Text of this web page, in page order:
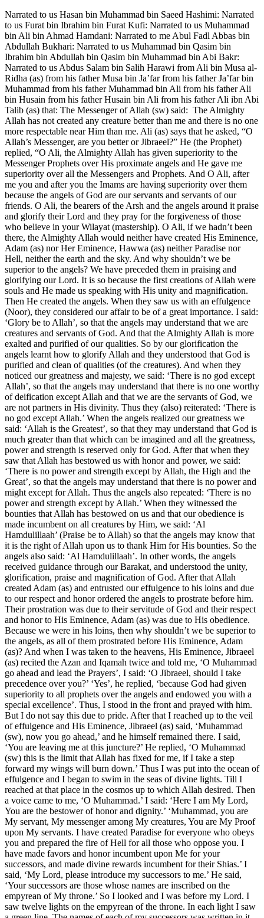
Narrated to us Hasan bin Muhammad bin Saeed Hashimi: Narrated
to us Furat bin Ibrahim bin Furat Kufi: Narrated to us Muhammad
bin Ali bin Ahmad Hamdani: Narrated to me Abul Fadl Abbas bin
Abdullah Bukhari: Narrated to us Muhammad bin Qasim bin
Ibrahim bin Abdullah bin Qasim bin Muhammad bin Abi Bakr:
Narrated to us Abdus Salam bin Salih Harawi from Ali bin Musa al-
Ridha (as) from his father Musa bin Ja’far from his father Ja’far bin
Muhammad from his father Muhammad bin Ali from his father Ali
bin Husain from his father Husain bin Ali from his father Ali ibn Abi
Talib (as) that: The Messenger of Allah (sw) said: The Almighty
Allah has not created any creature better than me and there is no one
more respectable near Him than me. Ali (as) says that he asked, “O
Allah’s Messenger, are you better or Jibraeel?” He (the Prophet)
replied, “O Ali, the Almighty Allah has given superiority to the
Messenger Prophets over His proximate angels and He gave me
superiority over all the Messengers and Prophets. And O Ali, after
me you and after you the Imams are having superiority over them
because the angels of God are our servants and servants of our
friends. O Ali, the bearers of the Arsh and the angels around it praise
and glorify their Lord and they pray for the forgiveness of those
who believe in your Wilayat (mastership). O Ali, if we hadn’t been
there, the Almighty Allah would neither have created His Eminence,
Adam (as) nor Her Eminence, Hawwa (as) neither Paradise nor
Hell, neither the earth and the sky. And why shouldn’t we be
superior to the angels? We have preceded them in praising and
glorifying our Lord. It is so because the first creations of Allah were
souls and He made us speaking with His unity and magnification.
Then He created the angels. When they saw us with an effulgence
(Noor), they considered our affair to be of a great importance. I said:
‘Glory be to Allah’, so that the angels may understand that we are
creatures and servants of God. And that the Almighty Allah is more
exalted and purified of our qualities. So by our glorification the
angels learnt how to glorify Allah and they understood that God is
purified and clean of qualities (of the creatures). And when they
noticed our greatness and majesty, we said: ‘There is no god except
Allah’, so that the angels may understand that there is no one worthy
of deification except Allah and that we are the servants of God, we
are not partners in His divinity. Thus they (also) reiterated: ‘There is
no god except Allah.’ When the angels realized our greatness we
said: ‘Allah is the Greatest’, so that they may understand that God is
much greater than that which can be imagined and all the greatness,
power and strength is reserved only for God. After that when they
saw that Allah has bestowed us with honor and power, we said:
‘There is no power and strength except by Allah, the High and the
Great’, so that the angels may understand that there is no power and
might except for Allah. Thus the angels also repeated: ‘There is no
power and strength except by Allah.’ When they witnessed the
bounties that Allah has bestowed on us and that our obedience is
made incumbent on all creatures by Him, we said: ‘Al
Hamdulillaah’ (Praise be to Allah) so that the angels may know that
it is the right of Allah upon us to thank Him for His bounties. So the
angels also said: ‘Al Hamdulillaah’. In other words, the angels
received guidance through our Barakat, and understood the unity,
glorification, praise and magnification of God. After that Allah
created Adam (as) and entrusted our effulgence to his loins and due
to our respect and honor ordered the angels to prostrate before him.
Their prostration was due to their servitude of God and their respect
and honor to His Eminence, Adam (as) was due to His obedience.
Because we were in his loins, then why shouldn’t we be superior to
the angels, as all of them prostrated before His Eminence, Adam
(as)? And when I was taken to the heavens, His Eminence, Jibraeel
(as) recited the Azan and Iqamah twice and told me, ‘O Muhammad
go ahead and lead the Prayers’, I said: ‘O Jibraeel, should I take
precedence over you?’ ‘Yes’, he replied, ‘because God had given
superiority to all prophets over the angels and endowed you with a
special excellence’. Thus, I stood in the front and prayed with him.
But I do not say this due to pride. After that I reached up to the veil
of effulgence and His Eminence, Jibraeel (as) said, ‘Muhammad
(sw), now you go ahead,’ and he himself remained there. I said,
‘You are leaving me at this juncture?’ He replied, ‘O Muhammad
(sw) this is the limit that Allah has fixed for me, if I take a step
forward my wings will burn down.’ Thus I was put into the ocean of
effulgence and I began to swim in the seas of divine lights. Till I
reached at that place in the cosmos up to which Allah desired. Then
a voice came to me, ‘O Muhammad.’ I said: ‘Here I am My Lord,
You are the bestower of honor and dignity.’ ‘Muhammad, you are
My servant, My messenger among My creatures, You are My Proof
upon My servants. I have created Paradise for everyone who obeys
you and prepared the fire of Hell for all those who oppose you. I
have made favors and honor incumbent upon Me for your
successors, and made divine rewards incumbent for their Shias.’ I
said, ‘My Lord, please introduce my successors to me.’ He said,
‘Your successors are those whose names are inscribed on the
empyrean of My throne.’ So I looked and I was before my Lord. I
saw twelve lights on the empyrean of the throne. In each light I saw